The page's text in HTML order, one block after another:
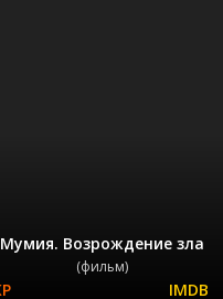
Мумия. Возрождение зла
(фильм)